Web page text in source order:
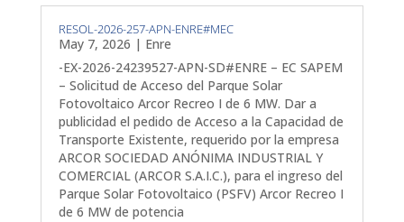
RESOL-2026-257-APN-ENRE#MEC
May 7, 2026 | Enre
-EX-2026-24239527-APN-SD#ENRE – EC SAPEM
– Solicitud de Acceso del Parque Solar
Fotovoltaico Arcor Recreo I de 6 MW. Dar a
publicidad el pedido de Acceso a la Capacidad de
Transporte Existente, requerido por la empresa
ARCOR SOCIEDAD ANÓNIMA INDUSTRIAL Y
COMERCIAL (ARCOR S.A.I.C.), para el ingreso del
Parque Solar Fotovoltaico (PSFV) Arcor Recreo I
de 6 MW de potencia